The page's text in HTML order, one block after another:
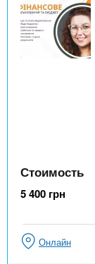
Стоимость
5 400 грн
Онлайн